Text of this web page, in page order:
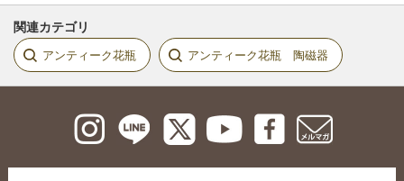
関連カテゴリ
アンティーク花瓶 アンティーク花瓶 陶磁器